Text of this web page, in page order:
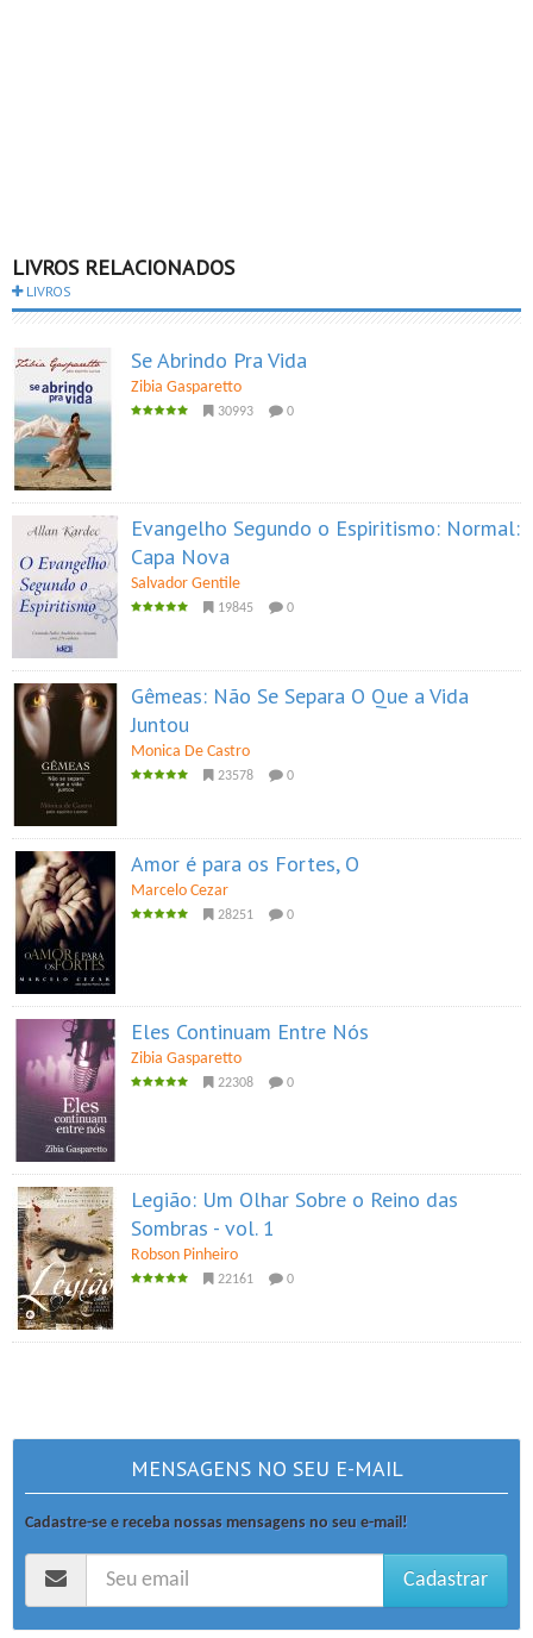
LIVROS RELACIONADOS
LIVROS
Se Abrindo Pra Vida
Zibia Gasparetto
30993 0
Evangelho Segundo o Espiritismo: Normal:
Capa Nova
Salvador Gentile
19845 0
Gêmeas: Não Se Separa O Que a Vida
Juntou
Monica De Castro
23578 0
Amor é para os Fortes, O
Marcelo Cezar
28251 0
Eles Continuam Entre Nós
Zibia Gasparetto
22308 0
Legião: Um Olhar Sobre o Reino das
Sombras - vol. 1
Robson Pinheiro
22161 0
MENSAGENS NO SEU E-MAIL
Cadastre-se e receba nossas mensagens no seu e-mail!
Cadastrar